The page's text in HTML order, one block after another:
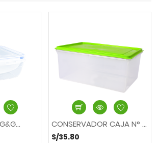
CONSERVADOR CAJA N° 10
S/35.80